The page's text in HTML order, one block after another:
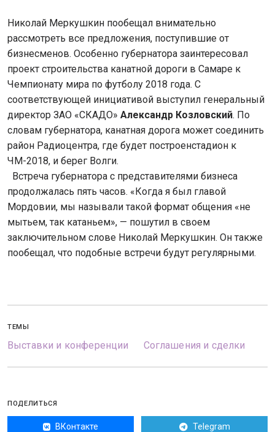
Николай Меркушкин пообещал внимательно
рассмотреть все предложения, поступившие от
бизнесменов. Особенно губернатора заинтересовал
проект строительства канатной дороги в Самаре к
Чемпионату мира по футболу 2018 года. С
соответствующей инициативой выступил генеральный
директор ЗАО «СКАДО» Александр Козловский. По
словам губернатора, канатная дорога может соединить
район Радиоцентра, где будет построенстадион к
ЧМ-2018, и берег Волги.
Встреча губернатора с представителями бизнеса
продолжалась пять часов. «Когда я был главой
Мордовии, мы называли такой формат общения «не
мытьем, так катаньем», — пошутил в своем
заключительном слове Николай Меркушкин. Он также
пообещал, что подобные встречи будут регулярными.
ТЕМЫ
Выставки и конференции Соглашения и сделки
ПОДЕЛИТЬСЯ
ВКонтакте Telegram